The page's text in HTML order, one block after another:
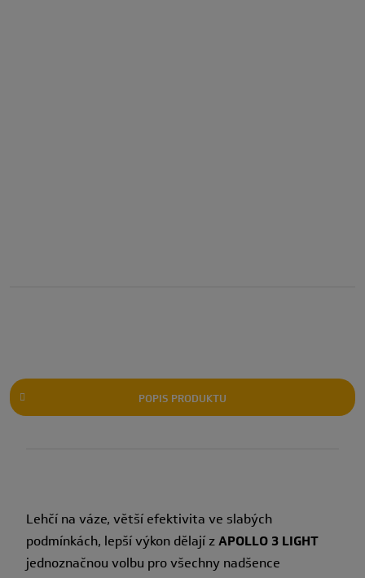
POPIS PRODUKTU
Lehčí na váze, větší efektivita ve slabých
podmínkách, lepší výkon dělají zAPOLLO 3 LIGHT
jednoznačnou volbu pro všechny nadšence